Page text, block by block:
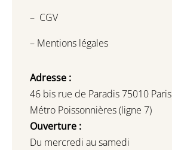
– CGV
– Mentions légales
Adresse :
46 bis rue de Paradis 75010 Paris
Métro Poissonnières (ligne 7)
Ouverture :
Du mercredi au samedi